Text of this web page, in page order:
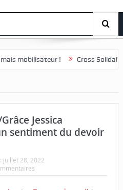
! Cross Solidaire de
Jessica
sentiment du devoir
juillet 28, 2022